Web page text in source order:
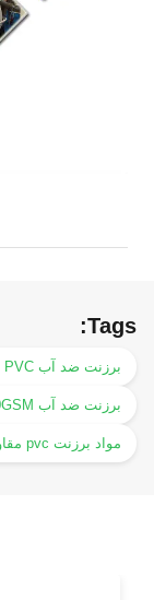
Tags:
برزنت ضد آب PVC با روکش چند لایه
برزنت ضد آب PVC 380GSM
مواد برزنت pvc مقاوم در برابر شعله